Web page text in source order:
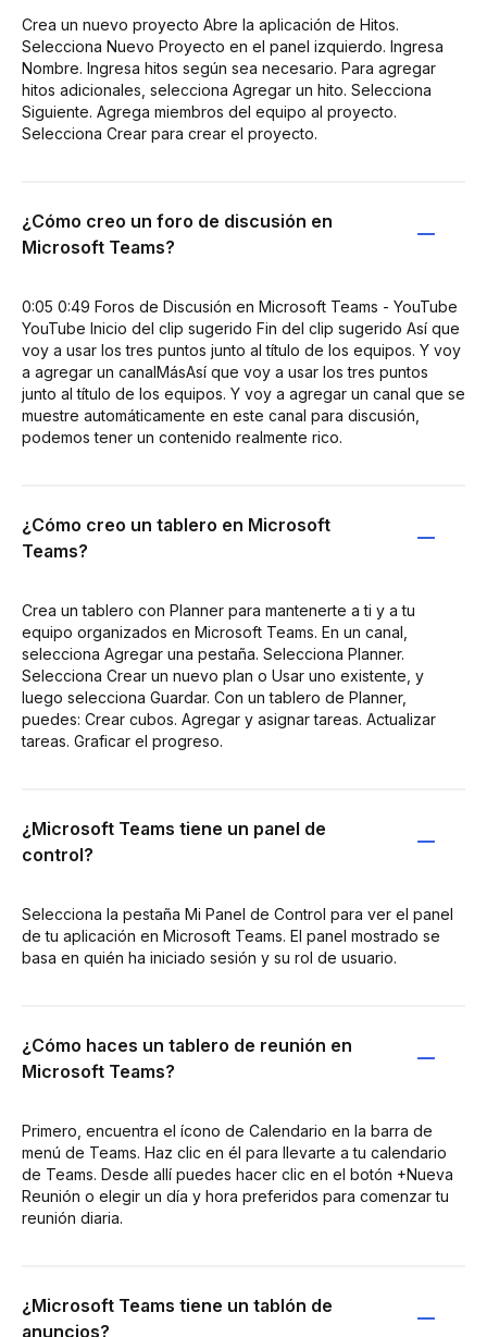
Crea un nuevo proyecto Abre la aplicación de Hitos.
Selecciona Nuevo Proyecto en el panel izquierdo. Ingresa
Nombre. Ingresa hitos según sea necesario. Para agregar
hitos adicionales, selecciona Agregar un hito. Selecciona
Siguiente. Agrega miembros del equipo al proyecto.
Selecciona Crear para crear el proyecto.
¿Cómo creo un foro de discusión en
Microsoft Teams?
0:05 0:49 Foros de Discusión en Microsoft Teams - YouTube
YouTube Inicio del clip sugerido Fin del clip sugerido Así que
voy a usar los tres puntos junto al título de los equipos. Y voy
a agregar un canalMásAsí que voy a usar los tres puntos
junto al título de los equipos. Y voy a agregar un canal que se
muestre automáticamente en este canal para discusión,
podemos tener un contenido realmente rico.
¿Cómo creo un tablero en Microsoft
Teams?
Crea un tablero con Planner para mantenerte a ti y a tu
equipo organizados en Microsoft Teams. En un canal,
selecciona Agregar una pestaña. Selecciona Planner.
Selecciona Crear un nuevo plan o Usar uno existente, y
luego selecciona Guardar. Con un tablero de Planner,
puedes: Crear cubos. Agregar y asignar tareas. Actualizar
tareas. Graficar el progreso.
¿Microsoft Teams tiene un panel de
control?
Selecciona la pestaña Mi Panel de Control para ver el panel
de tu aplicación en Microsoft Teams. El panel mostrado se
basa en quién ha iniciado sesión y su rol de usuario.
¿Cómo haces un tablero de reunión en
Microsoft Teams?
Primero, encuentra el ícono de Calendario en la barra de
menú de Teams. Haz clic en él para llevarte a tu calendario
de Teams. Desde allí puedes hacer clic en el botón +Nueva
Reunión o elegir un día y hora preferidos para comenzar tu
reunión diaria.
¿Microsoft Teams tiene un tablón de
anuncios?